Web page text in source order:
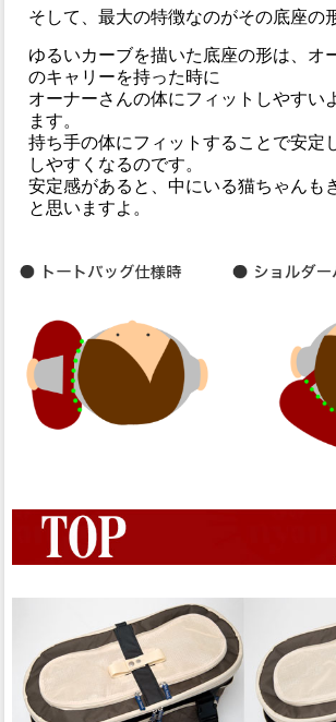
そして、最大の特徴なのがその底座の
ゆるいカーブを描いた底座の形は、オ
のキャリーを持った時に
オーナーさんの体にフィットしやすい
ます。
持ち手の体にフィットすることで安定
しやすくなるのです。
安定感があると、中にいる猫ちゃんも
と思いますよ。